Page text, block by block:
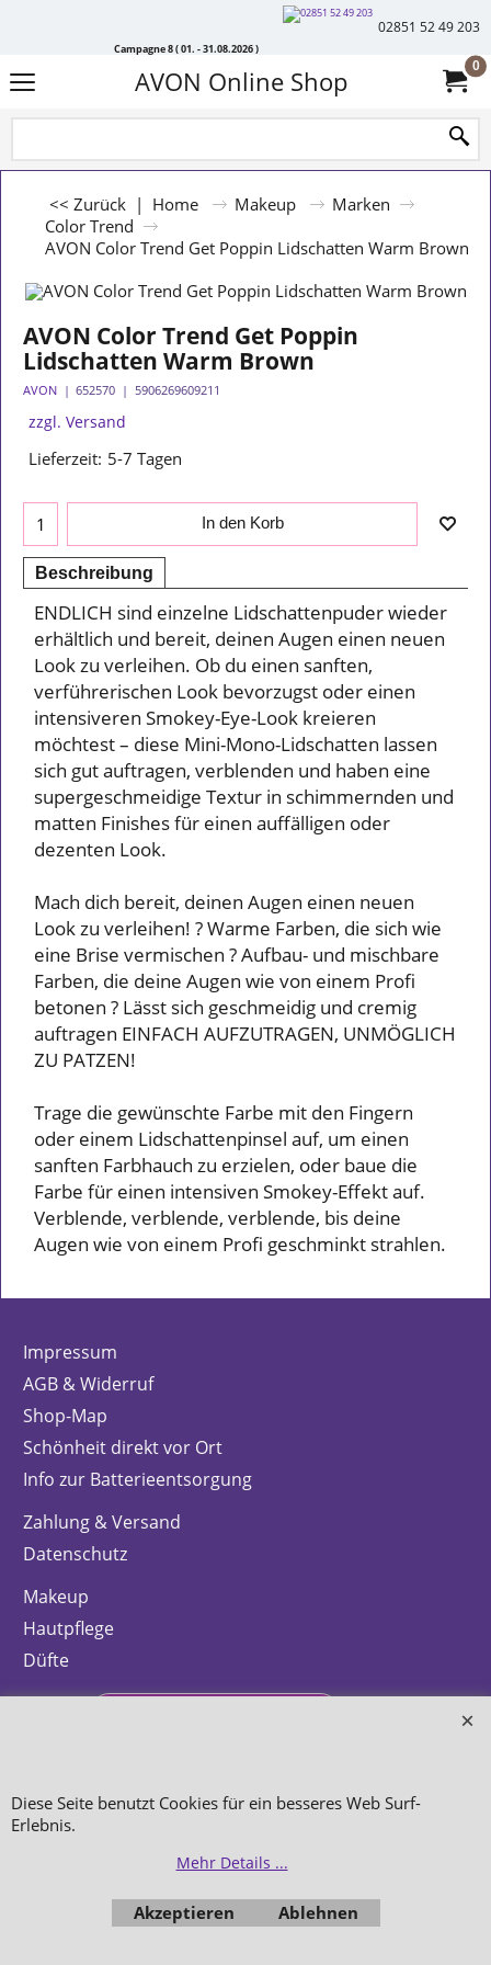
Campagne 8 ( 01. - 31.08.2026 )
02851 52 49 203
AVON Online Shop 0
<< Zurück | Home Makeup
Marken
Color Trend
AVON Color Trend Get Poppin Lidschatten Warm Brown
AVON Color Trend Get Poppin
Lidschatten Warm Brown
AVON 652570 5906269609211
zzgl. Versand
Lieferzeit: 5-7 Tagen
In den Korb
Beschreibung
ENDLICH sind einzelne Lidschattenpuder wieder
erhältlich und bereit, deinen Augen einen neuen
Look zu verleihen. Ob du einen sanften,
verführerischen Look bevorzugst oder einen
intensiveren Smokey-Eye-Look kreieren
möchtest – diese Mini-Mono-Lidschatten lassen
sich gut auftragen, verblenden und haben eine
supergeschmeidige Textur in schimmernden und
matten Finishes für einen auffälligen oder
dezenten Look.
Mach dich bereit, deinen Augen einen neuen
Look zu verleihen! ? Warme Farben, die sich wie
eine Brise vermischen ? Aufbau- und mischbare
Farben, die deine Augen wie von einem Profi
betonen ? Lässt sich geschmeidig und cremig
auftragen EINFACH AUFZUTRAGEN, UNMÖGLICH
ZU PATZEN!
Trage die gewünschte Farbe mit den Fingern
oder einem Lidschattenpinsel auf, um einen
sanften Farbhauch zu erzielen, oder baue die
Farbe für einen intensiven Smokey-Effekt auf.
Verblende, verblende, verblende, bis deine
Augen wie von einem Profi geschminkt strahlen.
Impressum
AGB & Widerruf
Shop-Map
Schönheit direkt vor Ort
Info zur Batterieentsorgung
Zahlung & Versand
Datenschutz
Makeup
Hautpflege
Düfte
Software.
Diese Seite benutzt Cookies für ein besseres Web Surf-
Erlebnis.
Mehr Details ...
Akzeptieren Ablehnen